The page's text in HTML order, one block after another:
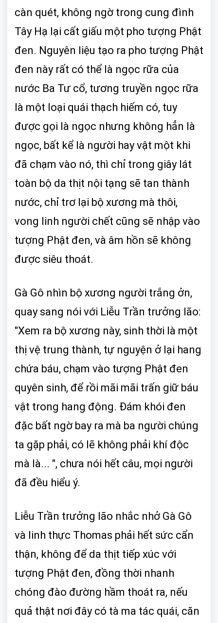
càn quét, không ngờ trong cung đình
Tây Hạ lại cất giấu một pho tượng Phật
đen. Nguyên liệu tạo ra pho tượng Phật
đen này rất có thể là ngọc rữa của
nước Ba Tư cổ, tương truyền ngọc rữa
là một loại quái thạch hiếm có, tuy
được gọi là ngọc nhưng không hẳn là
ngọc, bất kể là người hay vật một khi
đã chạm vào nó, thì chỉ trong giây lát
toàn bộ da thịt nội tạng sẽ tan thành
nước, chỉ trơ lại bộ xương mà thôi,
vong linh người chết cũng sẽ nhập vào
tượng Phật đen, và âm hồn sẽ không
được siêu thoát.
Gà Gô nhìn bộ xương người trắng ởn,
quay sang nói với Liễu Trần trưởng lão:
"Xem ra bộ xương này, sinh thời là một
thị vệ trung thành, tự nguyện ở lại hang
chứa báu, chạm vào tượng Phật đen
quyên sinh, để rồi mãi mãi trấn giữ báu
vật trong hang động. Đám khói đen
đặc bất ngờ bay ra mà ba người chúng
ta gặp phải, có lẽ không phải khí độc
mà là... ", chưa nói hết câu, mọi người
đã đều hiểu ý.
Liễu Trần trưởng lão nhắc nhở Gà Gô
và linh thực Thomas phải hết sức cẩn
thận, không để da thịt tiếp xúc với
tượng Phật đen, đồng thời nhanh
chóng đào đường hầm thoát ra, nếu
quả thật nơi đây có tà ma tác quái, căn